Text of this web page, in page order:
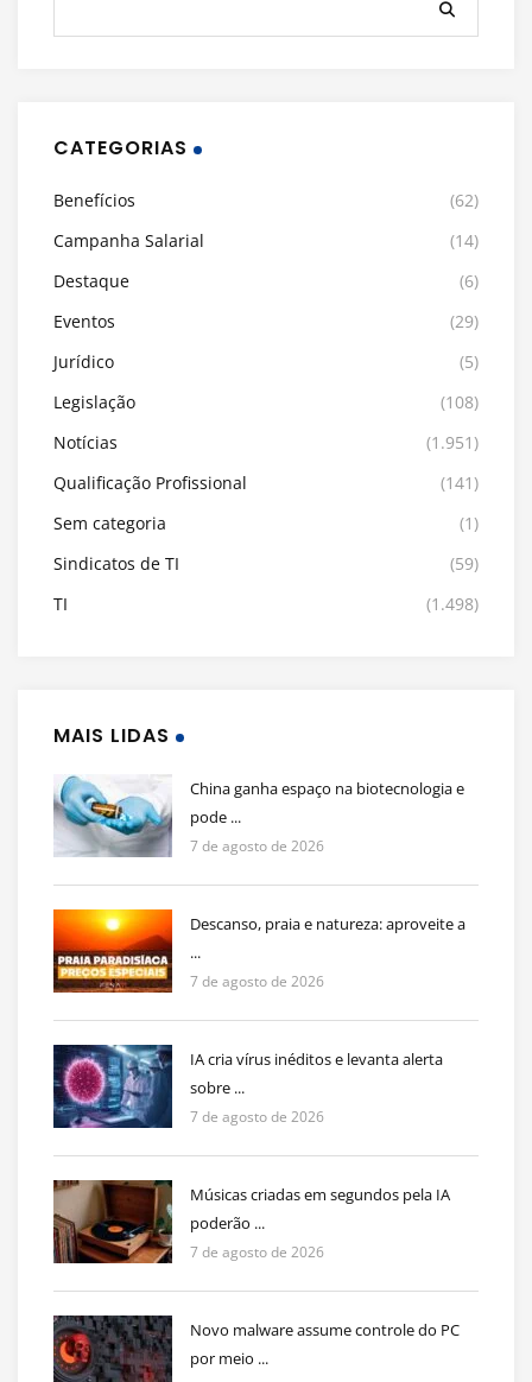
CATEGORIAS
Benefícios
(62)
Campanha Salarial
(14)
Destaque
(6)
Eventos
(29)
Jurídico
(5)
Legislação
(108)
Notícias
(1.951)
Qualificação Profissional
(141)
Sem categoria
(1)
Sindicatos de TI
(59)
TI
(1.498)
MAIS LIDAS
China ganha espaço na biotecnologia e
pode ...
7 de agosto de 2026
Descanso, praia e natureza: aproveite a
...
7 de agosto de 2026
IA cria vírus inéditos e levanta alerta
sobre ...
7 de agosto de 2026
Músicas criadas em segundos pela IA
poderão ...
7 de agosto de 2026
Novo malware assume controle do PC
por meio ...